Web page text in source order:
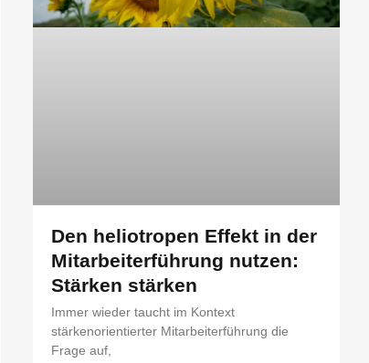
Den heliotropen Effekt in der
Mitarbeiterführung nutzen:
Stärken stärken
Immer wieder taucht im Kontext
stärkenorientierter Mitarbeiterführung die
Frage auf,